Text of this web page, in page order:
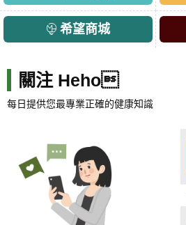
希望商城
關注 Heho
每日提供您最專業正確的健康知識